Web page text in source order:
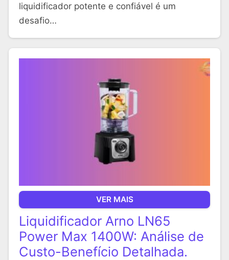
liquidificador potente e confiável é um
desafio…
VER MAIS
Liquidificador Arno LN65
Power Max 1400W: Análise de
Custo-Benefício Detalhada.